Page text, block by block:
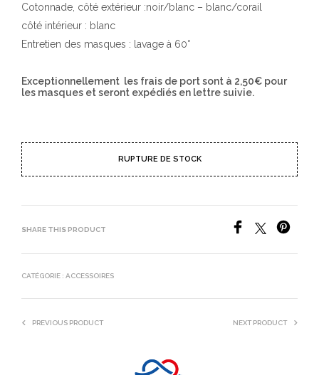
Cotonnade, côté extérieur :noir/blanc – blanc/corail
côté intérieur : blanc
Entretien des masques : lavage à 60°
Exceptionnellement les frais de port sont à 2,50€ pour
les masques et seront expédiés en lettre suivie.
RUPTURE DE STOCK
SHARE THIS PRODUCT
CATÉGORIE : ACCESSOIRES
PREVIOUS PRODUCT NEXT PRODUCT